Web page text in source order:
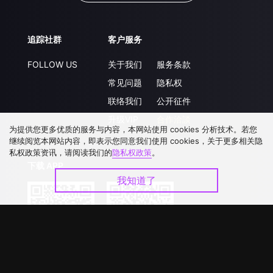
追踪社群
FOLLOW US
客户服务
关于我们
常见问题
联络我们
服务条款
隐私权
公开征件
为提供您更多优质的服务与内容，本网站使用 cookies 分析技术。若您
继续阅览本网站内容，即表示您同意我们使用 cookies，关于更多相关隐
私权政策资讯，请阅读我们的隐私权政策。
我知道了